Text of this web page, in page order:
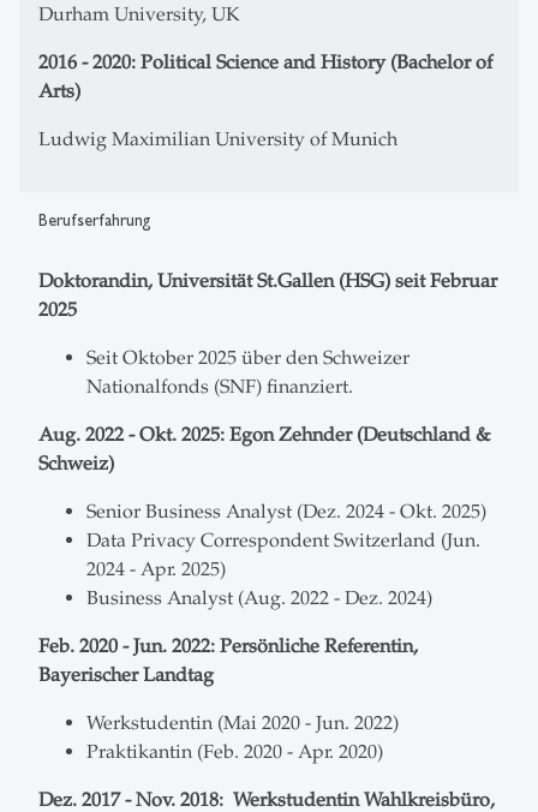
Durham University, UK
2016 - 2020: Political Science and History (Bachelor of
Arts)
Ludwig Maximilian University of Munich
Berufserfahrung
Doktorandin, Universität St.Gallen (HSG) seit Februar
2025
Seit Oktober 2025 über den Schweizer
Nationalfonds (SNF) finanziert.
Aug. 2022 - Okt. 2025: Egon Zehnder (Deutschland &
Schweiz)
Senior Business Analyst (Dez. 2024 - Okt. 2025)
Data Privacy Correspondent Switzerland (Jun.
2024 - Apr. 2025)
Business Analyst (Aug. 2022 - Dez. 2024)
Feb. 2020 - Jun. 2022: Persönliche Referentin,
Bayerischer Landtag
Werkstudentin (Mai 2020 - Jun. 2022)
Praktikantin (Feb. 2020 - Apr. 2020)
Dez. 2017 - Nov. 2018: Werkstudentin Wahlkreisbüro,